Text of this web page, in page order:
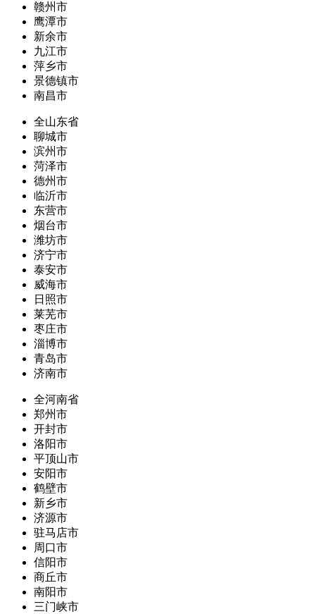
赣州市
鹰潭市
新余市
九江市
萍乡市
景德镇市
南昌市
全山东省
聊城市
滨州市
菏泽市
德州市
临沂市
东营市
烟台市
潍坊市
济宁市
泰安市
威海市
日照市
莱芜市
枣庄市
淄博市
青岛市
济南市
全河南省
郑州市
开封市
洛阳市
平顶山市
安阳市
鹤壁市
新乡市
济源市
驻马店市
周口市
信阳市
商丘市
南阳市
三门峡市